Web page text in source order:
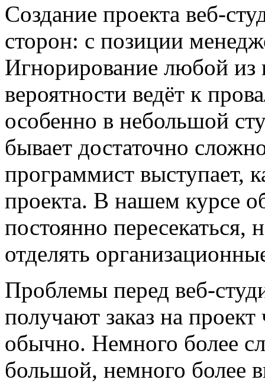
Создание проекта веб-
сторон: с позиции
Игнорирование любой из
вероятности ведёт к
особенно в небольшой
бывает достаточно
программист выступает,
проекта. В нашем курсе
постоянно
отделять
Проблемы перед веб-
получают заказ на
обычно. Немного более
большой, немного более